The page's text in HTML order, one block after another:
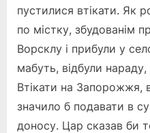
пустилися втікати. Як
по містку, збудованім
Ворсклу і прибули у
мабуть, відбули
Втікати на Запорожжя,
значило б подавати в
доносу. Цар сказав би